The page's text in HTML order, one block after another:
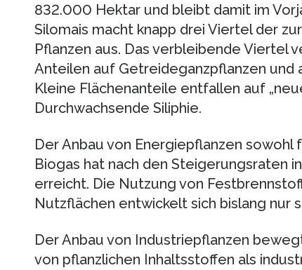
832.000 Hektar und bleibt damit im
Silomais macht knapp drei Viertel der
Pflanzen aus. Das verbleibende Viertel
Anteilen auf Getreideganzpflanzen und
Kleine Flächenanteile entfallen auf
Durchwachsende Siliphie.
Der Anbau von Energiepflanzen
Biogas hat nach den Steigerungsraten
erreicht. Die Nutzung von
Nutzflächen entwickelt sich bislang nur
Der Anbau von Industriepflanzen
von pflanzlichen Inhaltsstoffen als